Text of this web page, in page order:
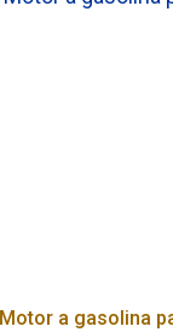
Motor a gasolina